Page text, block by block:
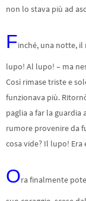
non lo stava più ad
Finché, una notte, il
lupo! Al lupo! – ma
Così rimase triste e
funzionava più.
paglia a far la guardia
rumore provenire da
cosa vide? Il lupo!
Ora finalmente